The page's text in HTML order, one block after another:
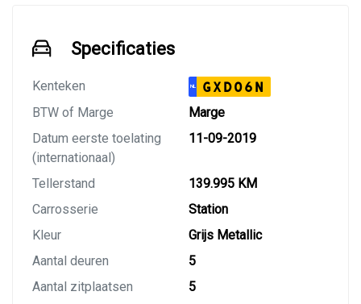
Specificaties
Kenteken NL GXD06N
BTW of Marge
Marge
Datum eerste toelating
(internationaal)
11-09-2019
Tellerstand
139.995 KM
Carrosserie
Station
Kleur
Grijs Metallic
Aantal deuren
5
Aantal zitplaatsen
5